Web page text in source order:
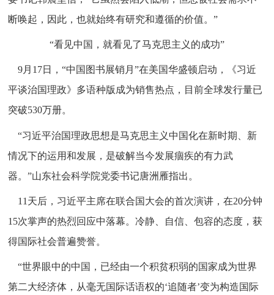
断唤起，因此，也就始终有研究和遵循的价值。”
“看见中国，就看见了马克思主义的成功”
9月17日，“中国图书展销月”在美国华盛顿启动，《习近
平谈治国理政》多语种版成为销售热点，目前全球发行量已
突破530万册。
“习近平治国理政思想是马克思主义中国化在新时期、新
情况下的运用和发展，是破解当今发展痼疾的有力武
器。”山东社会科学院党委书记唐洲雁指出。
11天后，习近平主席在联合国大会的首次演讲，在20分钟
15次掌声的热烈回应中落幕。冷静、自信、包容的态度，获
得国际社会普遍赞誉。
“世界眼中的中国，已经由一个积贫积弱的国家成为世界
第二大经济体，从毫无国际话语权的‘追随者’变为构造国际